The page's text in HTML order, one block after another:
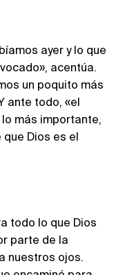
ayer y lo que
acentúa.
un poquito más
ante todo, «el
más importante,
que Dios es el
todo lo que Dios
parte de la
nuestros ojos.